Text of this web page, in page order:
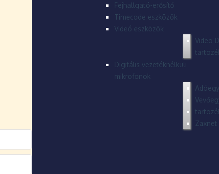
Fejhallgató-erősítő
Timecode eszközök
Videó eszközök
Video
Digitális vezetéknélküli
mikrofonok
Zaxnet